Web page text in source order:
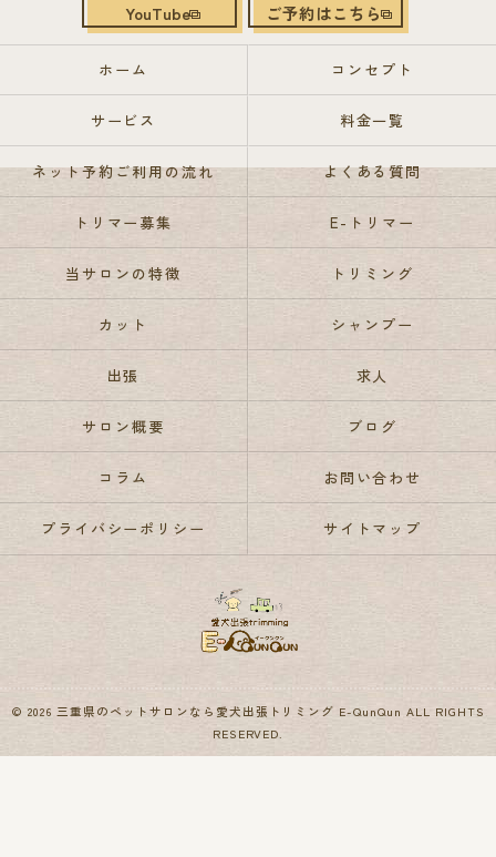
YouTube ご予約はこちら
ホーム コンセプト
サービス 料金一覧
ネット予約ご利用の流れ よくある質問
トリマー募集 E-トリマー
当サロンの特徴 トリミング
カット シャンプー
出張 求人
サロン概要 ブログ
コラム お問い合わせ
プライバシーポリシー サイトマップ
© 2026 三重県のペットサロンなら愛犬出張トリミング E-QunQun ALL RIGHTS
RESERVED.